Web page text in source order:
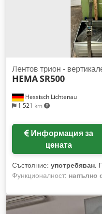
Hessisch Lichtenau
1 521 km
Лентов трион -
HEMASR500
Информация за
цената
Състояние: употребяван,
Функционалност: напълно
, входящо
честота:50 Hz, тип входящ
Ленточен трион –